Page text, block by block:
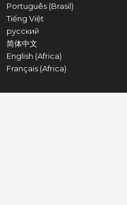
Português (Brasil)
Tiếng Việt
русский
简体中文
English (Africa)
Français (Africa)